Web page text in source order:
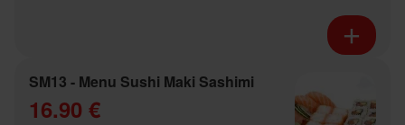
SM13 - Menu Sushi Maki Sashimi
16.90 €